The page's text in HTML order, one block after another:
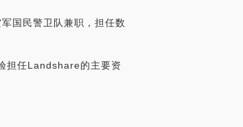
国民警卫队兼职，担任数
担任Landshare的主要资